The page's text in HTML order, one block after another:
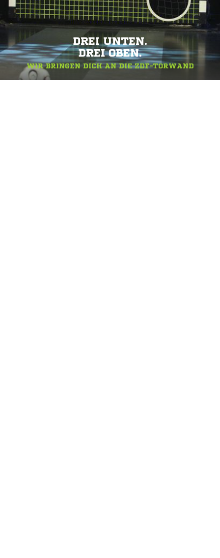
DREI UNTEN.
DREI OBEN.
WIR BRINGEN DICH AN DIE ZDF-TORWAND